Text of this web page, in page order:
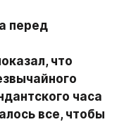
перед
что
часа
все, чтобы